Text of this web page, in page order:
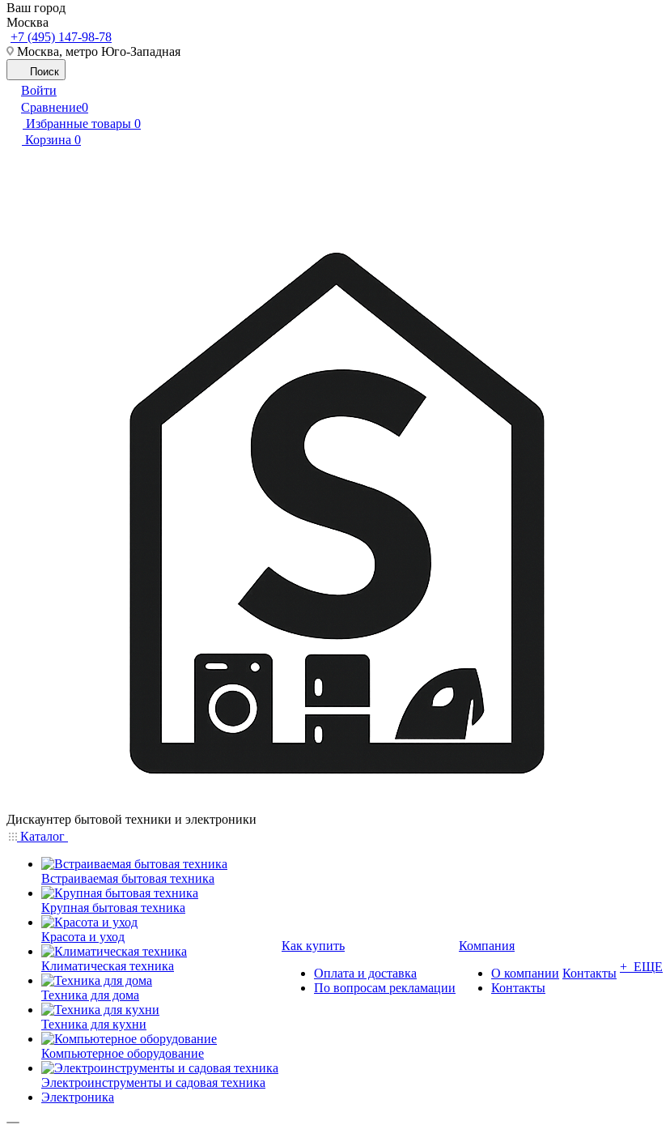
Ваш город
Москва
+7 (495) 147-98-78
Москва, метро Юго-Западная
Поиск
Войти
Сравнение0
Избранные товары 0
Корзина 0
Дискаунтер бытовой техники и электроники
Каталог
Встраиваемая бытовая техника
Крупная бытовая техника
Красота и уход
Климатическая техника
Техника для дома
Техника для кухни
Компьютерное оборудование
Электроинструменты и садовая техника
Электроника
Как купить
Оплата и доставка
По вопросам рекламации
Компания
О компании
Контакты
Контакты + ЕЩЕ